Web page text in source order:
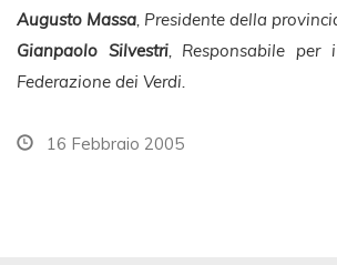
Augusto Massa, Presidente della
Gianpaolo Silvestri, Responsabile
Federazione dei Verdi.
16 Febbraio 2005